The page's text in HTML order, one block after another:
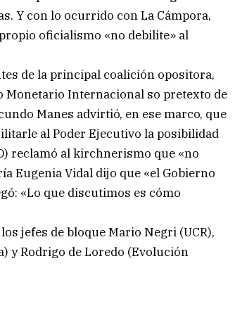
Y con lo ocurrido con La Cámpora,
oficialismo «no debilite» al
de la principal coalición opositora,
Monetario Internacional so pretexto de
Manes advirtió, en ese marco, que
al Poder Ejecutivo la posibilidad
reclamó al kirchnerismo que «no
Eugenia Vidal dijo que «el Gobierno
«Lo que discutimos es cómo
jefes de bloque Mario Negri (UCR),
y Rodrigo de Loredo (Evolución